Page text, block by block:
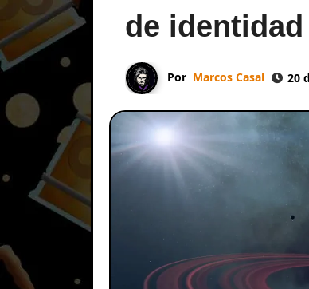
de
Por Marcos Casal 20